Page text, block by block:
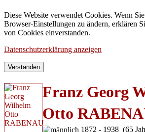
Diese Website verwendet Cookies. Wenn
Browser-Einstellungen zu ändern, erklären
von Cookies einverstanden.
Datenschutzerklärung anzeigen
Verstanden
Franz Georg
Otto
1872 - 1938 (65